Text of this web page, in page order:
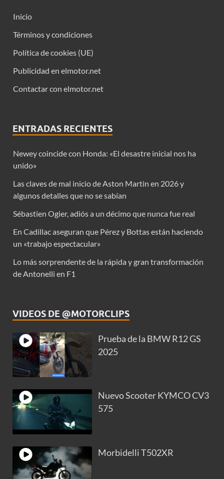
Inicio
Términos y condiciones
Política de cookies (UE)
Publicidad en elmotor.net
Contactar con elmotor.net
ENTRADAS RECIENTES
Newey coincide con Honda: «El desastre inicial nos ha
unido»
Las claves de mal inicio de Aston Martin en 2026 y
algunos detalles que no se sabían
Sébastien Ogier, adiós a un décimo que nunca fue real
En Cadillac aseguran que Pérez y Bottas están haciendo
un «trabajo espectacular»
Lo más sorprendente de la rápida y gran transformación
de Antonelli en F1
VIDEOS DE @MOTORCLIPS
Prueba de la BMW R12 GS
2025
Nuevo Scooter KYMCO CV3
575
Morbidelli T502XR